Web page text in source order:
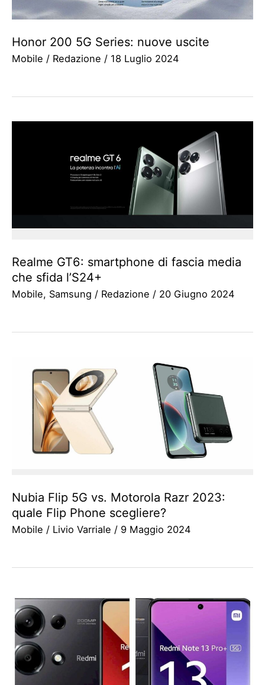
Honor 200 5G Series: nuove uscite
Mobile / Redazione / 18 Luglio 2024
Realme GT6: smartphone di fascia media
che sfida l’S24+
Mobile, Samsung / Redazione / 20 Giugno 2024
Nubia Flip 5G vs. Motorola Razr 2023:
quale Flip Phone scegliere?
Mobile / Livio Varriale / 9 Maggio 2024